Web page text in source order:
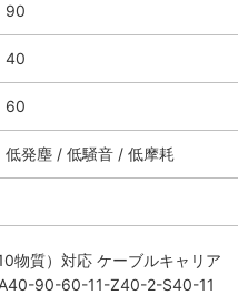
90
40
60
低発塵 / 低騒音 / 低摩耗
物質）対応 ケーブルキャリア
90-60-11-Z40-2-S40-11